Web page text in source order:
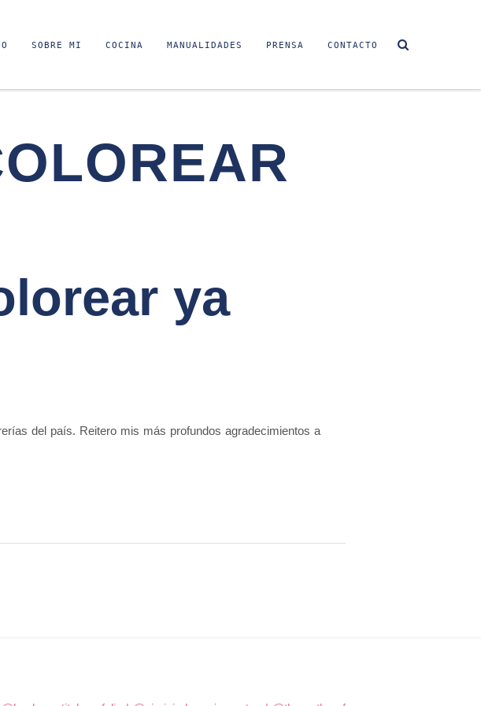
SOBRE MI COCINA MANUALIDADES PRENSA CONTACTO
ya
del país. Reitero mis más profundos agradecimientos a